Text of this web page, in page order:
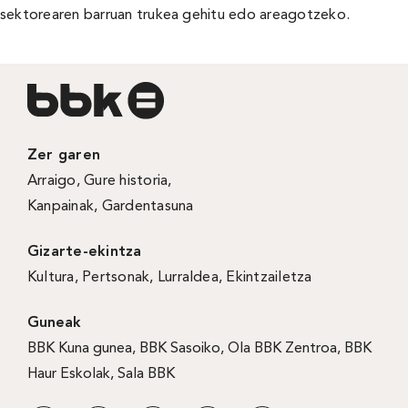
sektorearen barruan trukea gehitu edo areagotzeko.
Zer garen
Arraigo,Gure historia,
Kanpainak, Gardentasuna
Gizarte-ekintza
Kultura, Pertsonak, Lurraldea, Ekintzailetza
Guneak
BBK Kuna gunea, BBK Sasoiko, Ola BBK Zentroa, BBK
Haur Eskolak, Sala BBK